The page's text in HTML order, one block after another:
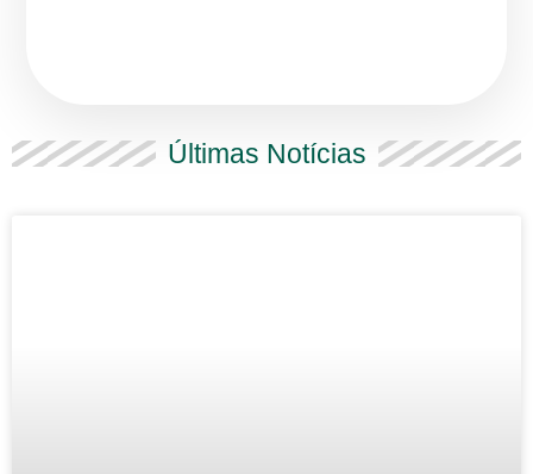
Últimas Notícias